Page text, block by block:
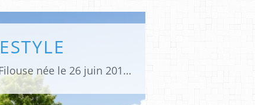
Un blog sur ma vie de maman divorcée de Chup née le 28 décembre 2010 et de La Filouse née le 26 juin 2013 qui metttent des paillettes et du piquant dans ma vie! Je vous parle de bons plans, de ma vision de la parentalité, mais aussi de ma féminité ou pas! Le tout sans langue de bois !